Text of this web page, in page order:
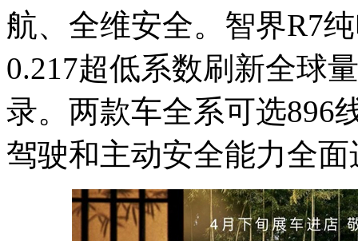
航、全维安全。智界R7
0.217超低系数刷新全球
录。 两款车全系可选896
驾驶和主动安全能力全面